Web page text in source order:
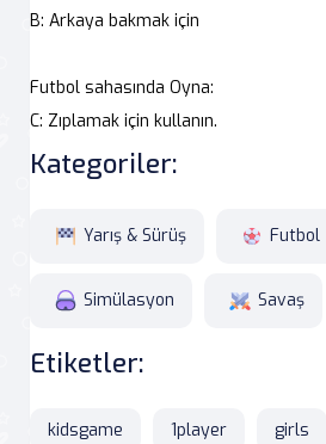
B: Arkaya bakmak için
Futbol sahasında Oyna:
C: Zıplamak için kullanın.
Kategoriler:
Yarış & Sürüş Futbol
Simülasyon Savaş
Etiketler:
kidsgame 1player girls